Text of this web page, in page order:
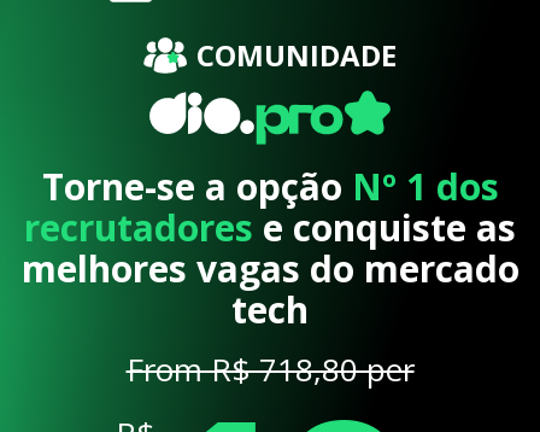
COMUNIDADE
Torne-se a opção Nº 1 dos
recrutadores e conquiste as
melhores vagas do mercado
tech
From R$ 718,80 per